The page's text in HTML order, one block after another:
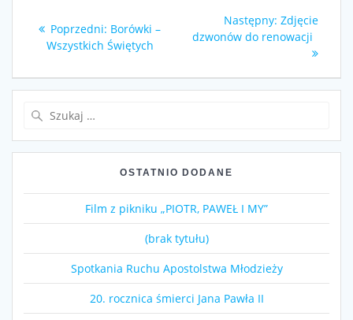
wpisu
Poprzedni: Poprzedni
wpis:
Borówki –
Wszystkich Świętych
Następny: Następny
wpis:
Zdjęcie
dzwonów do renowacji
OSTATNIO DODANE
Film z pikniku „PIOTR, PAWEŁ I MY”
(brak tytułu)
Spotkania Ruchu Apostolstwa Młodzieży
20. rocznica śmierci Jana Pawła II